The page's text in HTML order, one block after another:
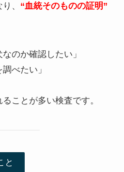
、 “血統そのものの証明”
のか確認したい」
べたい」
ことが多い検査です。
と